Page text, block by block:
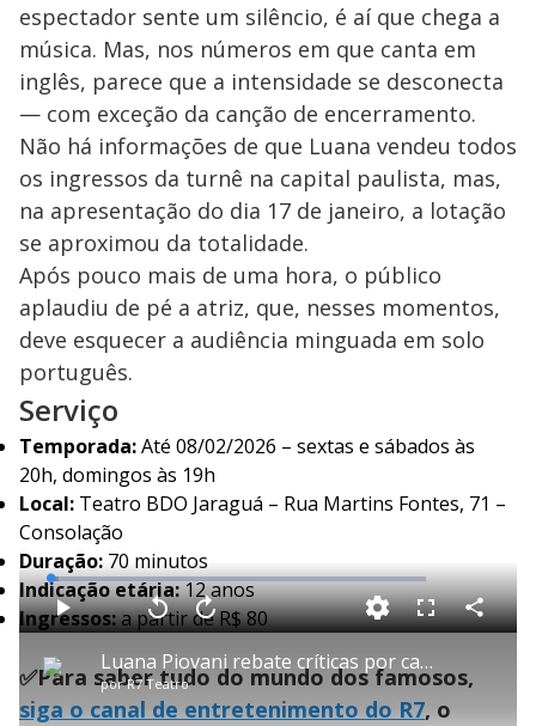
espectador sente um silêncio, é aí que chega a
música. Mas, nos números em que canta em
inglês, parece que a intensidade se desconecta
— com exceção da canção de encerramento.
Não há informações de que Luana vendeu todos
os ingressos da turnê na capital paulista, mas,
na apresentação do dia 17 de janeiro, a lotação
se aproximou da totalidade.
Após pouco mais de uma hora, o público
aplaudiu de pé a atriz, que, nesses momentos,
deve esquecer a audiência minguada em solo
português.
Serviço
Temporada:Até 08/02/2026 – sextas e sábados às
20h, domingos às 19h
Local: Teatro BDO Jaraguá – Rua Martins Fontes, 71 –
Consolação
Duração: 70 minutos
Indicação etária:12 anos
Ingressos:a partir de R$ 80
P Luana Piovani rebate críticas por cantar em restaurantes de Portugal: 'Não vou desafinar'
porR7 Teatro
P V
a
r
1
0
A
n
ç
a
1
L
o
a
d
e
:
2
.
3
%
F
l
s
c
C
o
✅Para saber tudo do mundo dos famosos,
siga o canal de entretenimento do R7, o